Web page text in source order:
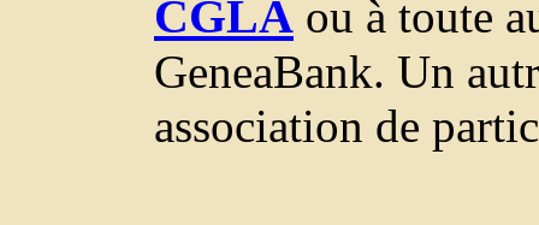
CGLA ou à toute
GeneaBank. Un
association de